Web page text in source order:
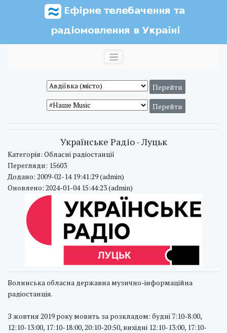
Українське Радіо - Луцьк
Категорія: Обласні радіостанції
Перегляди: 15603
Додано: 2009-02-14 19:41:29 (admin)
Оновлено: 2024-01-04 15:44:23 (admin)
Волинська обласна державна музично-інформаційна
радіостанція.
З жовтня 2019 року мовить за розкладом: будні 7:10-8:00,
12:10-13:00, 17:10-18:00, 20:10-20:50, вихідні 12:10-13:00, 17:10-